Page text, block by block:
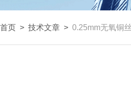
首页 > 技术文章 > 0.25mm无氧铜